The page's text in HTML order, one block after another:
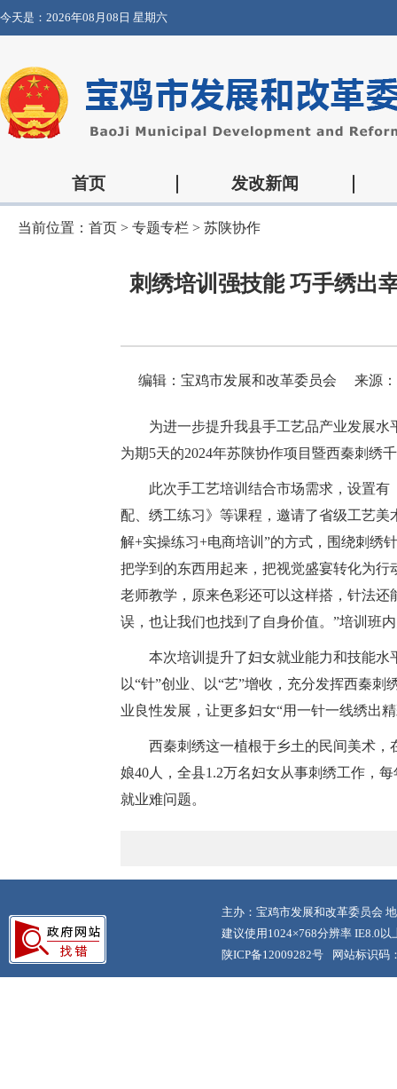
今天是： 2026年08月08日 星期六
首页 发改新闻
当前位置： 首页 > 专题专栏 > 苏陕协作
刺绣培训强技能 巧手绣出
编辑：宝鸡市发展和改革委员会 来源
为进一步提升我县手工艺品产业发展水
为期5天的2024年苏陕协作项目暨西秦刺绣
此次手工艺培训结合市场需求，设置
配、绣工练习》等课程，邀请了省级工艺美
解+实操练习+电商培训”的方式，围绕刺绣
把学到的东西用起来，把视觉盛宴转化为
老师教学，原来色彩还可以这样搭，针法
误，也让我们也找到了自身价值。”培训班
本次培训提升了妇女就业能力和技能
以“针”创业、以“艺”增收，充分发挥西秦
业良性发展，让更多妇女“用一针一线绣出
西秦刺绣这一植根于乡土的民间美术
娘40人，全县1.2万名妇女从事刺绣工作，
就业难问题。
主办：宝鸡市发展和改革委员会
建议使用1024×768分辨率 IE8.0以
陕ICP备12009282号
网站标识码